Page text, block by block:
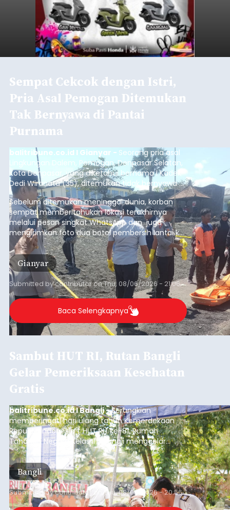
Sempat Cekcok dengan Istri,
Pria Asal Pemogan Ditemukan
Tak Bernyawa di Pantai
Purnama
balitribune.co.id I Gianyar - Seorang pria asal
Lingkungan Dalem, Pemogan, Denpasar Selatan,
Kota Denpasar, yang diketahui bernama I Kadek
Dedi Wiranata (35), ditemukan tidak bernyawa di
pesisir Pantai Purnama, Sukawati.
Sebelum ditemukan meninggal dunia, korban
sempat memberitahukan lokasi terakhirnya
melalui pesan singkat WhatsApp dan juga
mengirimkan foto dua botol pembersih lantai ke
istrinya.
Gianyar
Submitted bycontributoronThu, 08/06/2026 - 21:06
Baca Selengkapnya
Sambut HUT RI, Rutan Bangli
Gelar Pemeriksaan Kesehatan
Gratis
balitribune.co.id I Bangli -Serangkian
memperingati hari ulang tahun Kemerdekaan
Republik Indonesia ( HUT RI) ke-81, Rumah
Tahanan Negara Kelas II B Bangli menggelar
kegiatan pemeriksaan kesehatan gratis, Rabu
(6/8/2026).
Bangli
Submitted bycontributor Thu, 08/06/2026 - 20:56